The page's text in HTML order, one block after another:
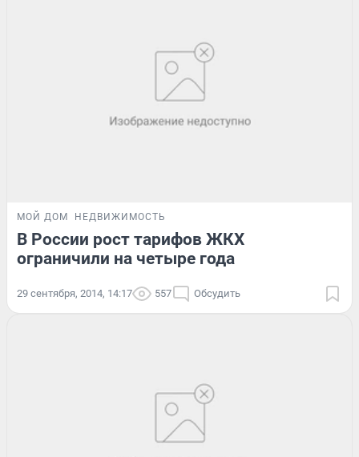
МОЙ ДОМ НЕДВИЖИМОСТЬ
В России рост тарифов ЖКХ
ограничили на четыре года
29 сентября, 2014, 14:17 557 Обсудить